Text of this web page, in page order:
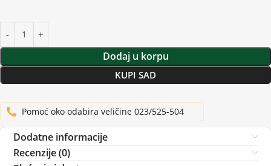
Dodaj u korpu
KUPI SAD
Pomoć oko odabira veličine 023/525-504
Dodatne informacije
Recenzije (0)